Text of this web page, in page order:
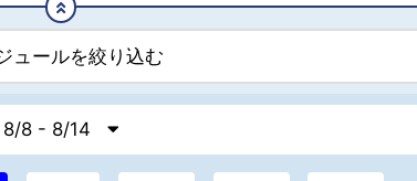
ュールを絞り込む
8/8 - 8/14